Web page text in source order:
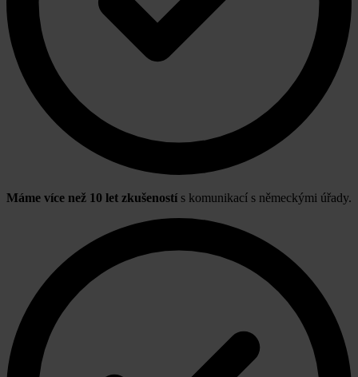
Máme více než 10 let zkušeností s komunikací s německými úřady.